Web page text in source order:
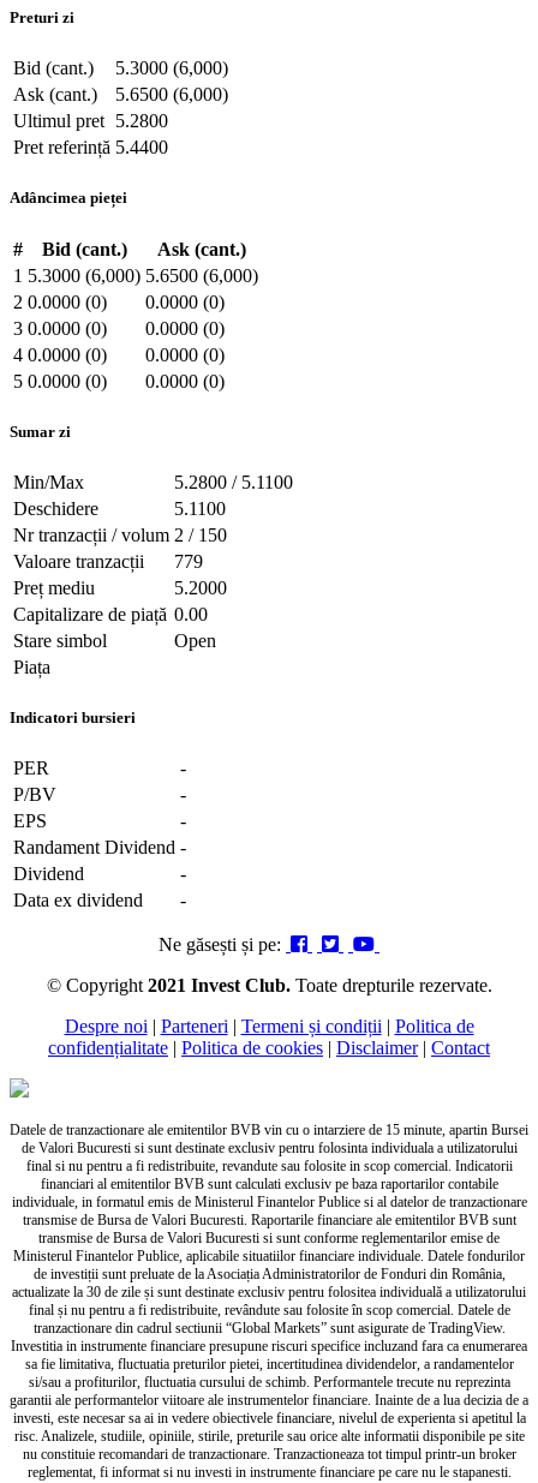
Preturi zi
Bid (cant.)
5.3000 (6,000)
Ask (cant.)
5.6500 (6,000)
Ultimul pret 5.2800
Pret referință 5.4400
Adâncimea pieței
# Bid (cant.)
Ask (cant.)
1 5.3000 (6,000) 5.6500 (6,000)
2 0.0000 (0)
0.0000 (0)
3 0.0000 (0)
0.0000 (0)
4 0.0000 (0)
0.0000 (0)
5 0.0000 (0) 0.0000 (0)
Sumar zi
Min/Max
5.2800 / 5.1100
Deschidere
5.1100
Nr tranzacții / volum 2 / 150
Valoare tranzacții
779
Preț mediu
5.2000
Capitalizare de piață 0.00
Stare simbol
Open
Piața
Indicatori bursieri
PER
-
P/BV
-
EPS
-
Randament Dividend -
Dividend
-
Data ex dividend
-
Ne găsești și pe:
© Copyright 2021 Invest Club. Toate drepturile rezervate.
Despre noi | Parteneri | Termeni și condiții | Politica de
confidențialitate | Politica de cookies | Disclaimer| Contact
Datele de tranzactionare ale emitentilor BVB vin cu o intarziere de 15 minute, apartin Bursei
de Valori Bucuresti si sunt destinate exclusiv pentru folosinta individuala a utilizatorului
final si nu pentru a fi redistribuite, revandute sau folosite in scop comercial. Indicatorii
financiari al emitentilor BVB sunt calculati exclusiv pe baza raportarilor contabile
individuale, in formatul emis de Ministerul Finantelor Publice si al datelor de tranzactionare
transmise de Bursa de Valori Bucuresti. Raportarile financiare ale emitentilor BVB sunt
transmise de Bursa de Valori Bucuresti si sunt conforme reglementarilor emise de
Ministerul Finantelor Publice, aplicabile situatiilor financiare individuale. Datele fondurilor
de investiții sunt preluate de la Asociația Administratorilor de Fonduri din România,
actualizate la 30 de zile și sunt destinate exclusiv pentru folositea individuală a utilizatorului
final și nu pentru a fi redistribuite, revândute sau folosite în scop comercial. Datele de
tranzactionare din cadrul sectiunii “Global Markets” sunt asigurate de TradingView.
Investitia in instrumente financiare presupune riscuri specifice incluzand fara ca enumerarea
sa fie limitativa, fluctuatia preturilor pietei, incertitudinea dividendelor, a randamentelor
si/sau a profiturilor, fluctuatia cursului de schimb. Performantele trecute nu reprezinta
garantii ale performantelor viitoare ale instrumentelor financiare. Inainte de a lua decizia de a
investi, este necesar sa ai in vedere obiectivele financiare, nivelul de experienta si apetitul la
risc. Analizele, studiile, opiniile, stirile, preturile sau orice alte informatii disponibile pe site
nu constituie recomandari de tranzactionare. Tranzactioneaza tot timpul printr-un broker
reglementat, fi informat si nu investi in instrumente financiare pe care nu le stapanesti.